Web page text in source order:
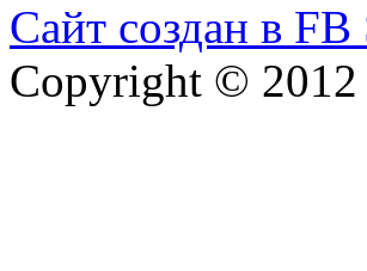
Сайт создан в
Copyright © 2012